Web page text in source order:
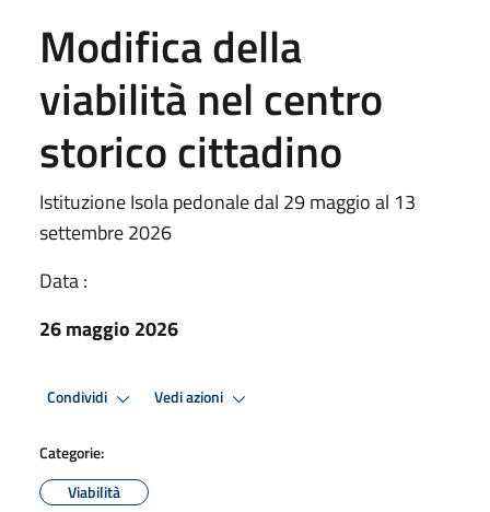
Modifica della
viabilità nel centro
storico cittadino
Istituzione Isola pedonale dal 29 maggio al 13
settembre 2026
Data :
26 maggio 2026
Condividi Vedi azioni
Categorie:
Viabilità